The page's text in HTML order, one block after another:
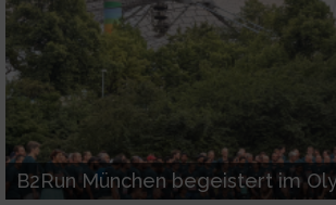
B2Run München begeistert im
Nicht-IAB-Verarbeitungszwecke:
Notwendig
Performance
Funktional